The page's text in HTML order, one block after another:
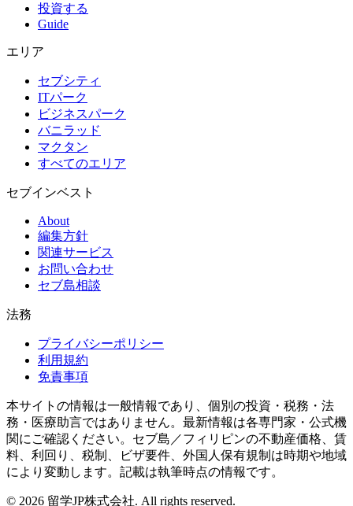
投資する
Guide
エリア
セブシティ
ITパーク
ビジネスパーク
バニラッド
マクタン
すべてのエリア
セブインベスト
About
編集方針
関連サービス
お問い合わせ
セブ島相談
法務
プライバシーポリシー
利用規約
免責事項
本サイトの情報は一般情報であり、個別の投資・税務・法
務・医療助言ではありません。最新情報は各専門家・公式機
関にご確認ください。セブ島／フィリピンの不動産価格、賃
料、利回り、税制、ビザ要件、外国人保有規制は時期や地域
により変動します。記載は執筆時点の情報です。
© 2026 留学JP株式会社. All rights reserved.